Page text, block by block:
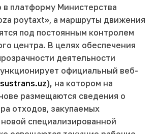
в платформу Министерства
poytaxt», а маршруты движения
под постоянным контролем
центра. В целях обеспечения
деятельности
официальный веб-
), на котором на
размещаются сведения о
отходов, закупаемых
специализированной